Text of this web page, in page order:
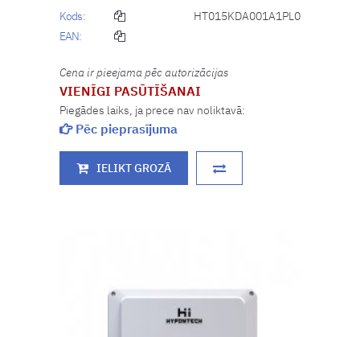
Kods:
HT015KDA001A1PL0
EAN:
Cena ir pieejama pēc autorizācijas
VIENĪGI PASŪTĪŠANAI
Piegādes laiks, ja prece nav noliktavā:
Pēc pieprasījuma
IELIKT GROZĀ